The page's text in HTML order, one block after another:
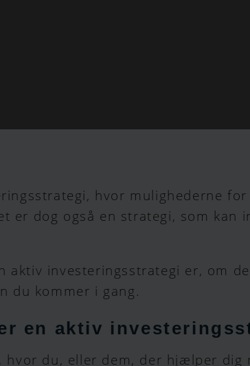
hvor mulighederne
er dog også en strategi, som kan
investeringsstrategi er, om
du kommer i gang.
en aktiv
hvor du, eller dem, der hjælper dig